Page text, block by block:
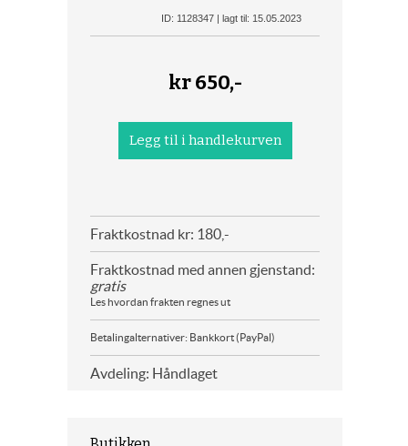
ID: 1128347 | lagt til: 15.05.2023
kr650,-
Fraktkostnad kr: 180,-
Fraktkostnad med annen gjenstand:
gratis
Les hvordan frakten regnes ut
Betalingalternativer: Bankkort (PayPal)
Avdeling: Håndlaget